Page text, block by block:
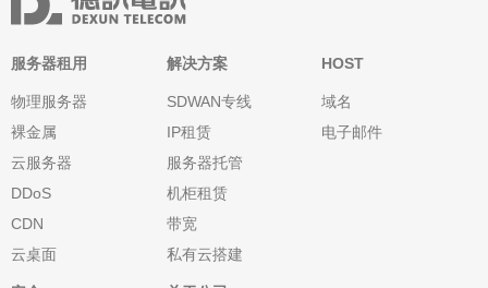
服务器租用
物理服务器
裸金属
云服务器
DDoS
CDN
云桌面
解决方案
SDWAN专线
IP租赁
服务器托管
机柜租赁
带宽
私有云搭建
HOST
域名
电子邮件